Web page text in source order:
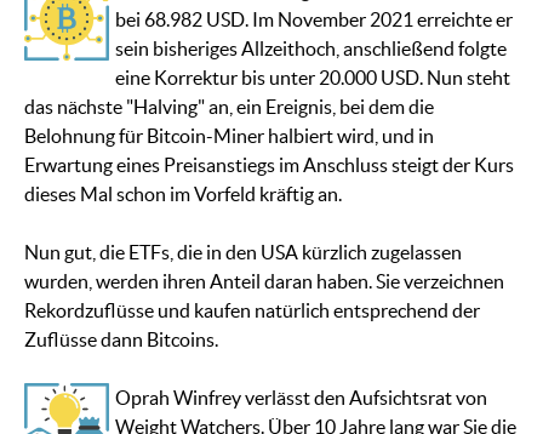
bei 68.982 USD. Im November 2021 erreichte er
sein bisheriges Allzeithoch, anschließend folgte
eine Korrektur bis unter 20.000 USD. Nun steht
das nächste "Halving" an, ein Ereignis, bei dem die
Belohnung für Bitcoin-Miner halbiert wird, und in
Erwartung eines Preisanstiegs im Anschluss steigt der Kurs
dieses Mal schon im Vorfeld kräftig an.
Nun gut, die ETFs, die in den USA kürzlich zugelassen
wurden, werden ihren Anteil daran haben. Sie verzeichnen
Rekordzuflüsse und kaufen natürlich entsprechend der
Zuflüsse dann Bitcoins.
Oprah Winfrey verlässt den Aufsichtsrat von
Weight Watchers. Über 10 Jahre lang war Sie die